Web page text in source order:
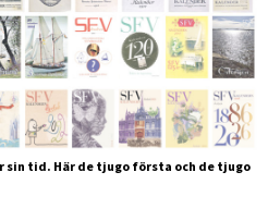
sin tid. Här de tjugo första och de tjugo